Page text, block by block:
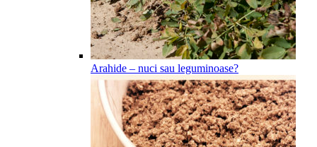
Arahide – nuci sau leguminoase?